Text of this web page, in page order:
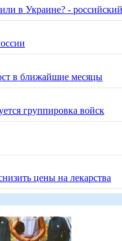
в Украине? -
в ближайшие месяцы
группировка войск
цены на лекарства